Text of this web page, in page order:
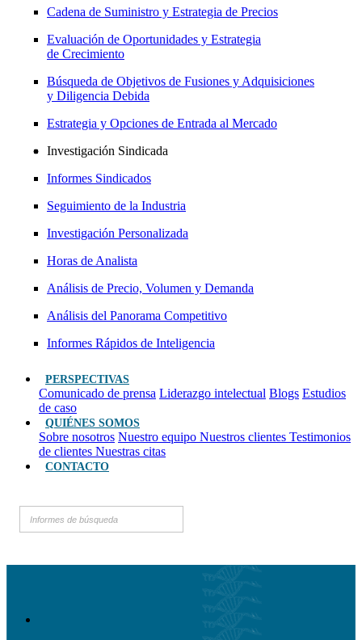
Cadena de Suministro y Estrategia de Precios
Evaluación de Oportunidades y Estrategia
de Crecimiento
Búsqueda de Objetivos de Fusiones y Adquisiciones
y Diligencia Debida
Estrategia y Opciones de Entrada al Mercado
Investigación Sindicada
Informes Sindicados
Seguimiento de la Industria
Investigación Personalizada
Horas de Analista
Análisis de Precio, Volumen y Demanda
Análisis del Panorama Competitivo
Informes Rápidos de Inteligencia
PERSPECTIVAS
Comunicado de prensa Liderazgo intelectual Blogs Estudios
de caso
QUIÉNES SOMOS
Sobre nosotros Nuestro equipo Nuestros clientes Testimonios
de clientes Nuestras citas
CONTACTO